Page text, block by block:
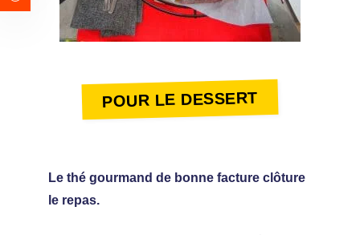
POUR LE DESSERT
Le thé gourmand de bonne facture clôture
le repas.